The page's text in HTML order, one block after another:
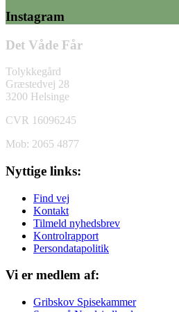
Instagram
Det Våde Får
Tolykkegård
Græstedvej 28
3200 Helsinge
CVR 16096245
Mob: 2065 4877
Nyttige links:
Find vej
Kontakt
Tilmeld nyhedsbrev
Kontrolrapport
Persondatapolitik
Vi er medlem af:
Gribskov Spisekammer